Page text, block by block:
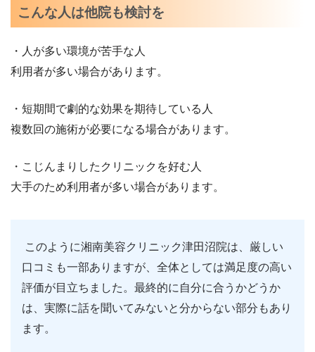
こんな人は他院も検討を
・人が多い環境が苦手な人
利用者が多い場合があります。
・短期間で劇的な効果を期待している人
複数回の施術が必要になる場合があります。
・こじんまりしたクリニックを好む人
大手のため利用者が多い場合があります。
このように湘南美容クリニック津田沼院は、厳しい
口コミも一部ありますが、全体としては満足度の高い
評価が目立ちました。最終的に自分に合うかどうか
は、実際に話を聞いてみないと分からない部分もあり
ます。